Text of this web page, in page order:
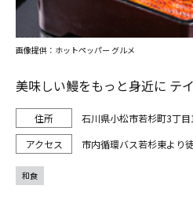
美味しい鰻をもっと身近に テ
石川県小松市若杉町3丁目
市内循環バス若杉東より
画像提供：ホットペッパー グルメ
和食